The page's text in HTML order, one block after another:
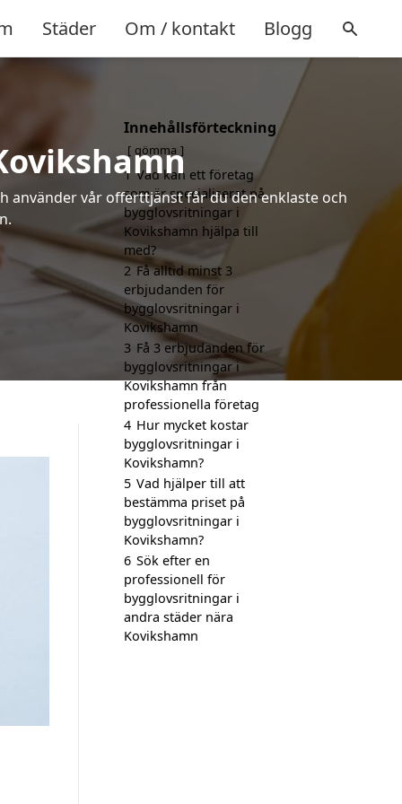
Städer Om / kontakt Blogg
använder vår offerttjänst får du den enklaste och
Innehållsförteckning
gömma
1 Vad kan ett företag
som är specialiserat på
bygglovsritningar i
Kovikshamn hjälpa till
med?
2 Få alltid minst 3
erbjudanden för
bygglovsritningar i
Kovikshamn
3 Få 3 erbjudanden för
bygglovsritningar i
Kovikshamn från
professionella företag
4 Hur mycket kostar
bygglovsritningar i
Kovikshamn?
5 Vad hjälper till att
bestämma priset på
bygglovsritningar i
Kovikshamn?
6 Sök efter en
professionell för
bygglovsritningar i
andra städer nära
Kovikshamn